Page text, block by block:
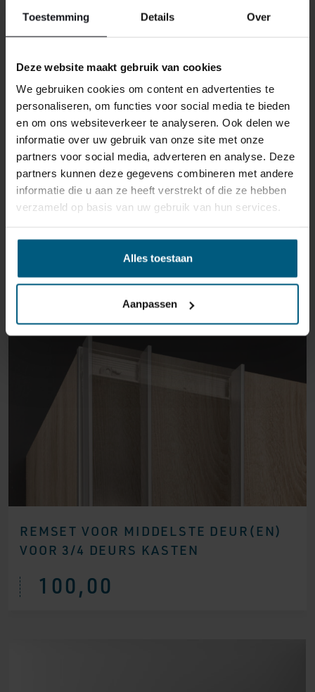
Toestemming Details Over
Deze website maakt gebruik van cookies
We gebruiken cookies om content en advertenties te
personaliseren, om functies voor social media te bieden
en om ons websiteverkeer te analyseren. Ook delen we
informatie over uw gebruik van onze site met onze
partners voor social media, adverteren en analyse. Deze
partners kunnen deze gegevens combineren met andere
informatie die u aan ze heeft verstrekt of die ze hebben
verzameld op basis van uw gebruik van hun services.
Alles toestaan
Aanpassen
reden ook is, u heeft het recht uw bestelling tot14
dagen na ontvangst zonder opgave van reden te
ervoor dat deze bij het retour sturen goed verpakt is.
Mocht het product beschadigd zijn of is de verpakking
meer beschadigd dan nodig, dan kunnen we deze
waardevermindering van het product aan u
doorberekenen.
GERELATEERDE PRODUCTEN
REMSET VOOR MIDDELSTE DEUR(EN)
VOOR 3/4 DEURS KASTEN
100,00